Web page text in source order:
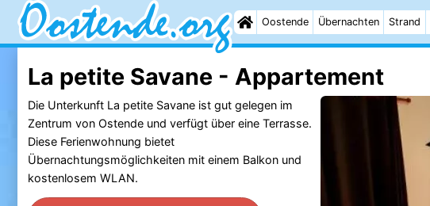
Oostende Übernachten Strand
La petite Savane - Appartement
Die Unterkunft La petite Savane ist gut gelegen im
Zentrum von Ostende und verfügt über eine Terrasse.
Diese Ferienwohnung bietet
Übernachtungsmöglichkeiten mit einem Balkon und
kostenlosem WLAN.